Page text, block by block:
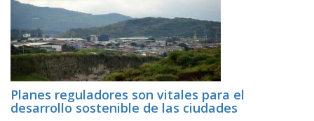
Planes reguladores son vitales para el
desarrollo sostenible de las ciudades